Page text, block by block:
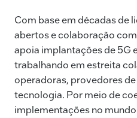
Com base em décadas de
abertos e colaboração
apoia implantações de 5G
trabalhando em estreita
operadoras, provedores
tecnologia. Por meio de
implementações no